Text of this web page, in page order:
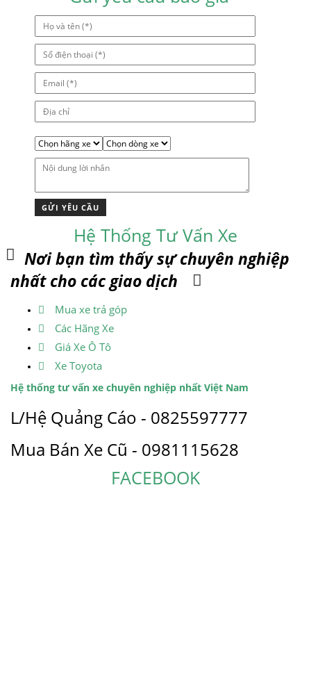
Hệ Thống Tư Vấn Xe
Nơi bạn tìm thấy sự chuyên nghiệp
nhất cho các giao dịch
Mua xe trả góp
Các Hãng Xe
Giá Xe Ô Tô
Xe Toyota
Hệ thống tư vấn xe chuyên nghiệp nhất Việt Nam
L/Hệ Quảng Cáo - 0825597777
Mua Bán Xe Cũ - 0981115628
FACEBOOK